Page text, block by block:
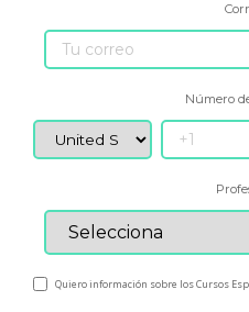
Número
Quiero información sobre los Cursos